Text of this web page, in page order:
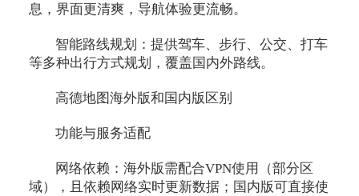
息，界面更清爽，导航体验更流畅。
智能路线规划：提供驾车、步行、公交、打车
等多种出行方式规划，覆盖国内外路线。
高德地图海外版和国内版区别
功能与服务适配
网络依赖：海外版需配合VPN使用（部分区
域），且依赖网络实时更新数据；国内版可直接使